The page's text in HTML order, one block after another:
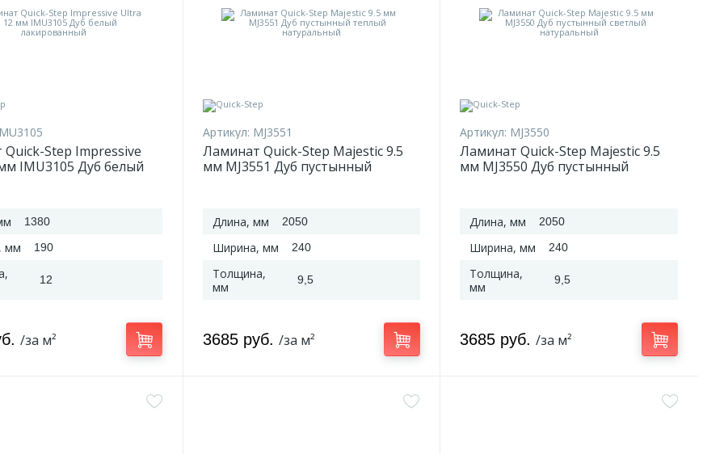
Step Impressive
IMU3105 Дуб белый
1380
мм 190
12
/за м²
Артикул: MJ3551
Ламинат Quick-Step Majestic 9.5
мм MJ3551 Дуб пустынный
Длина, мм 2050
Ширина, мм 240
Толщина,
мм
9,5
3685 руб. /за м²
Артикул: MJ3550
Ламинат Quick-Step Majestic 9.5
мм MJ3550 Дуб пустынный
Длина, мм 2050
Ширина, мм 240
Толщина,
мм
9,5
3685 руб./за м²